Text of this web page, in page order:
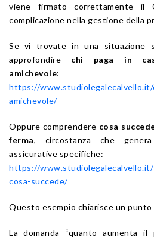
viene firmato correttamente il
complicazione nella gestione della
Se vi trovate in una situazione
approfondire chi paga in
amichevole:
https://
amichevole/
Oppure comprendere cosa
ferma, circostanza che genera
assicurative specifiche:
https://
cosa-succede/
Questo esempio chiarisce un
La domanda “quanto aumenta il